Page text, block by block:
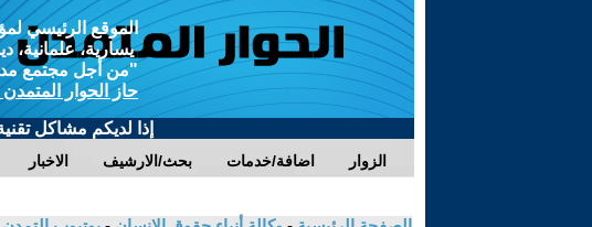
الموقع الرئيسي
يسارية، علمانية،
"من أجل مجتمع
حاز الحوار
إذا لديكم مشاكل
الاخبار بحث/الارشيف اضافة/خدمات الزوار